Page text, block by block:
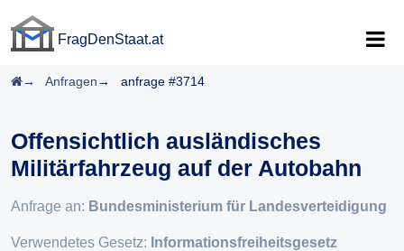
FragDenStaat.at
Startseite
Anfragen anfrage #3714
Offensichtlich ausländisches
Militärfahrzeug auf der Autobahn
Anfrage an: Bundesministerium für Landesverteidigung
Verwendetes Gesetz: Informationsfreiheitsgesetz